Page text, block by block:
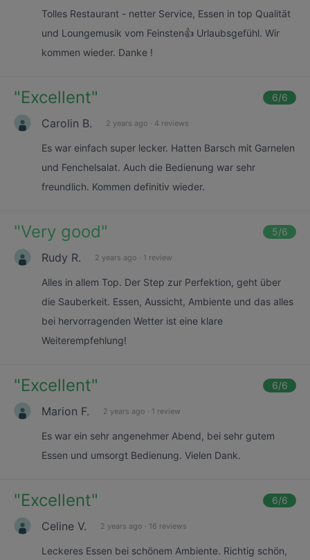
Tolles Restaurant - netter Service, Essen in top Qualität
und Loungemusik vom Feinsten👍 Urlaubsgefühl. Wir
kommen wieder. Danke !
"Excellent" 6/6
Carolin B. 2 years ago · 4 reviews
Es war einfach super lecker. Hatten Barsch mit Garnelen
und Fenchelsalat. Auch die Bedienung war sehr
freundlich. Kommen definitiv wieder.
"Very good" 5/6
Rudy R. 2 years ago · 1 review
Alles in allem Top. Der Step zur Perfektion, geht über
die Sauberkeit. Essen, Aussicht, Ambiente und das alles
bei hervorragenden Wetter ist eine klare
Weiterempfehlung!
"Excellent" 6/6
Marion F. 2 years ago · 1 review
Es war ein sehr angenehmer Abend, bei sehr gutem
Essen und umsorgt Bedienung. Vielen Dank.
"Excellent" 6/6
Celine V. 2 years ago · 16 reviews
Leckeres Essen bei schönem Ambiente. Richtig schön,